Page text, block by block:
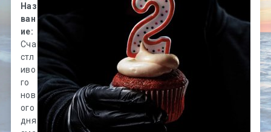
Наз
ван
ие:
Сча
стл
иво
го
нов
ого
дня